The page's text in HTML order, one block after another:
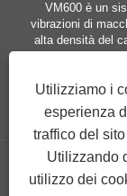
VM600 è un
vibrazioni di
alta densità del
delle
come
Copyright © 2024
Utilizziamo i
esperienza
traffico del
Utilizzando
utilizzo dei